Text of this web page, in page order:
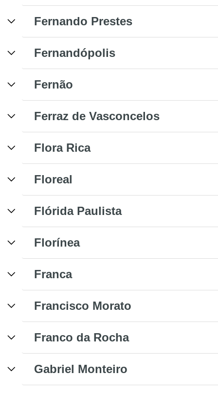
Fernando Prestes
Fernandópolis
Fernão
Ferraz de Vasconcelos
Flora Rica
Floreal
Flórida Paulista
Florínea
Franca
Francisco Morato
Franco da Rocha
Gabriel Monteiro